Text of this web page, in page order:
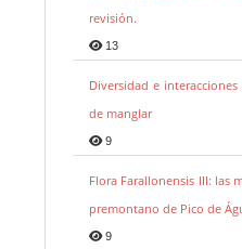
revisión.
13
Diversidad e
de manglar
9
Flora Farallonensis III: las
premontano de Pico de
9